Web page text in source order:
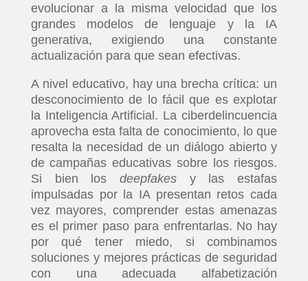
INICIO
PELICULAS
SERIES
TECNOVITOS
evolucionar a la misma velocidad que los
grandes modelos de lenguaje y la IA
generativa, exigiendo una constante
actualización para que sean efectivas.
A nivel educativo, hay una brecha crítica: un
desconocimiento de lo fácil que es explotar
la Inteligencia Artificial. La ciberdelincuencia
aprovecha esta falta de conocimiento, lo que
resalta la necesidad de un diálogo abierto y
de campañas educativas sobre los riesgos.
Si bien los deepfakes y las estafas
impulsadas por la IA presentan retos cada
vez mayores, comprender estas amenazas
es el primer paso para enfrentarlas. No hay
por qué tener miedo, si combinamos
soluciones y mejores prácticas de seguridad
con una adecuada alfabetización